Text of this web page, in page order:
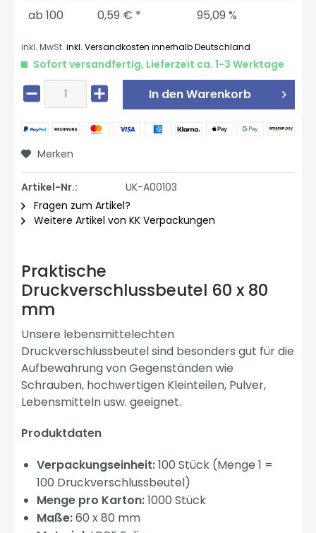
ab 100 0,59 € * 95,09 %
inkl. MwSt. inkl. Versandkosten innerhalb Deutschland
Sofort versandfertig, Lieferzeit ca. 1-3 Werktage
In denWarenkorb
Merken
Artikel-Nr.:
UK-A00103
Fragen zum Artikel?
Weitere Artikel von KK Verpackungen
Praktische
Druckverschlussbeutel 60 x 80
mm
Unsere lebensmittelechten
Druckverschlussbeutel sind besonders gut für die
Aufbewahrung von Gegenständen wie
Schrauben, hochwertigen Kleinteilen, Pulver,
Lebensmitteln usw. geeignet.
Produktdaten
Verpackungseinheit:100 Stück (Menge 1 =
100 Druckverschlussbeutel)
Menge pro Karton:1000 Stück
Maße:60 x 80 mm